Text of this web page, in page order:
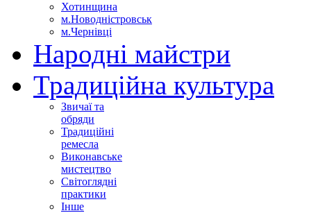
Хотинщина
м.Новодністровськ
м.Чернівці
Народні майстри
Традиційна культура
Звичаї та
обряди
Традиційні
ремесла
Виконавське
мистецтво
Світоглядні
практики
Інше